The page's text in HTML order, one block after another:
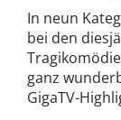
In neun
bei den
ganz
GigaTV-